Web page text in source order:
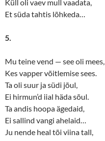
Küll oli vaev mull vaadata,
Et süda tahtis lõhkeda…
5.
Mu teine vend — see oli mees,
Kes vapper võitlemise sees.
Ta oli suur ja südi jõul,
Ei hirmun’d iial häda sõul.
Ta andis hoopa ägedaid,
Ei sallind vangi ahelaid…
Ju nende heal tõi viina tall,